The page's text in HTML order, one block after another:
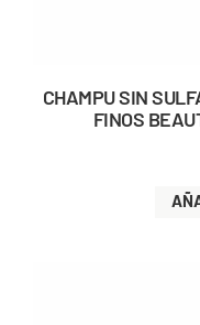
CHAMPU SIN
FINOS